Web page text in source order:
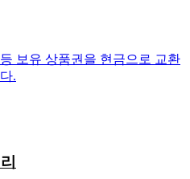
보유 상품권을 현금으로 교환
.